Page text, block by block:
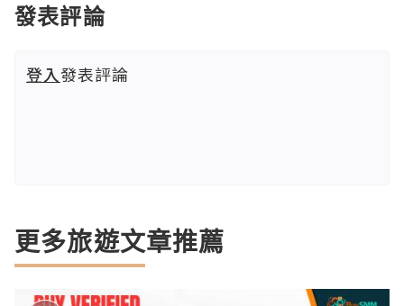
發表評論
登入發表評論
更多旅遊文章推薦